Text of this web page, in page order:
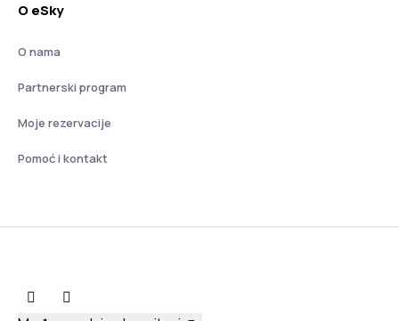
O eSky
O nama
Partnerski program
Moje rezervacije
Pomoć i kontakt